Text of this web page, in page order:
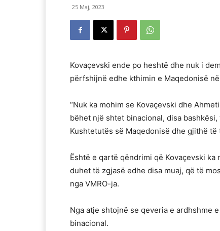
25 Maj, 2023
Kovaçevski ende po heshtë dhe nuk i
përfshijnë edhe kthimin e Maqedonisë
“Nuk ka mohim se Kovaçevski dhe
bëhet një shtet binacional, disa
Kushtetutës së Maqedonisë dhe gjithë
Është e qartë qëndrimi që Kovaçevski
duhet të zgjasë edhe disa muaj, që të
nga VMRO-ja.
Nga atje shtojnë se qeveria e ardhshme
binacional.